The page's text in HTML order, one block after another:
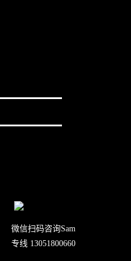
微信扫码咨询Sam
专线 13051800660